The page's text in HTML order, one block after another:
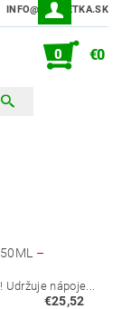
INFO@EKONETKA.SK
0 €0
–
nápoje...
€25,52